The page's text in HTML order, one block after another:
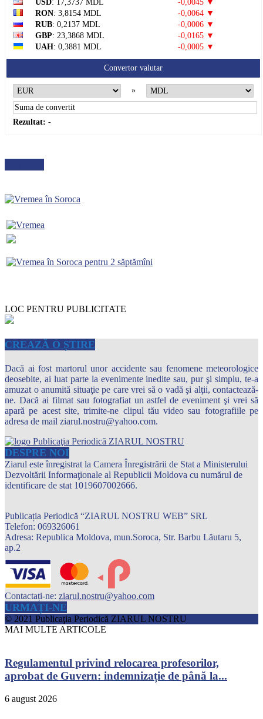
USD: 17,3737 MDL
-0,0045 ▼
RON: 3,8154 MDL
-0,0064 ▼
RUB: 0,2137 MDL
-0,0006 ▼
GBP: 23,3868 MDL
-0,0165 ▼
UAH: 0,3881 MDL -0,0005 ▼
Convertor valutar
»
Rezultat: -
LOC PENTRU PUBLICITATE
CREAZĂ O ȘTIRE
Dacă ai fost martorul unor accidente sau fenomene meteorologice
deosebite, ai luat parte la evenimente inedite sau, pur şi simplu, te-a
amuzat o anumită situaţie pe care vrei să o vadă şi alţii, contactează-
ne. Dacă ai filmat sau fotografiat un astfel de eveniment şi vrei să
apară pe acest site, trimite-ne clipul tău video sau fotografiile pe
adresa de mail ziarul.nostru@yahoo.com.
DESPRE NOI
Ziarul este înregistrat la Camera Înregistrării de Stat a Ministerului
Dezvoltării Informaţionale al Republicii Moldova cu numărul de
identificare de stat 1019607002666.
Publicația Periodică “ZIARUL NOSTRU WEB” SRL
Telefon: 069326061
Adresa: Republica Moldova, mun.Soroca, Str. Barbu Lăutaru 5,
ap.2
Contactați-ne: ziarul.nostru@yahoo.com
URMAȚI-NE
© 2021 Publicaţia Periodică ZIARUL NOSTRU
MAI MULTE ARTICOLE
Regulamentul privind relocarea profesorilor,
aprobat de Guvern: indemnizație de până la...
6 august 2026